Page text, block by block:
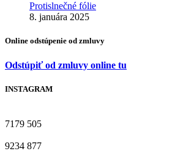
Protislnečné fólie
8. januára 2025
Online odstúpenie od zmluvy
Odstúpiť od zmluvy online tu
INSTAGRAM
7179 505
9234 877